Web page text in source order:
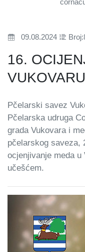
09.08.2024
16.
VUKOVARU
Pčelarski savez
Pčelarska udruga
grada Vukovara i
pčelarskog saveza,
ocjenjivanje meda u
učešćem.